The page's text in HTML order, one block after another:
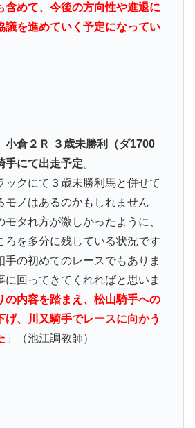
含めて、今後の方向性や進退に
議を進めていく予定になってい
小倉２Ｒ ３歳未勝利（ダ1700
手にて出走予定。
ックにて３歳未勝利馬と併せて
モノはあるのかもしれません
タれ方が激しかったように、
ろを多分に残している状況です
手の初めてのレースでもありま
に回ってきてくれればと思いま
の内容を踏まえ、松山騎手への
げ、川又騎手でレースに向かう
」（池江調教師）